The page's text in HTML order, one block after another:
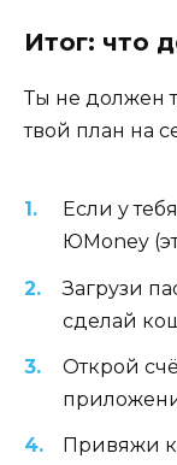
Итог: что
Ты не должен
твой план на
Если у
ЮMoney
Загрузи
сделай
Открой
Привяжи